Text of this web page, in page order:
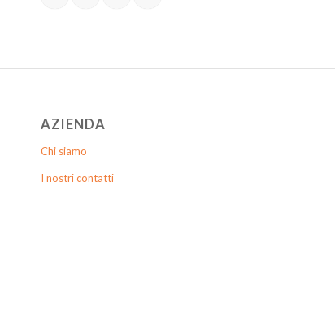
AZIENDA
Chi siamo
I nostri contatti